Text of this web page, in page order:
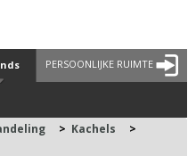
PERSOONLIJKE RUIMTE
> Kachels
>